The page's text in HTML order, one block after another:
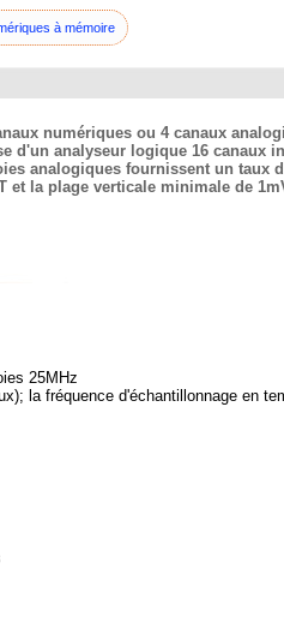
à mémoire
numériques ou 4 canaux
d'un analyseur logique 16
analogiques fournissent un
la plage verticale minimale de
25MHz
la fréquence d'échantillonnage en